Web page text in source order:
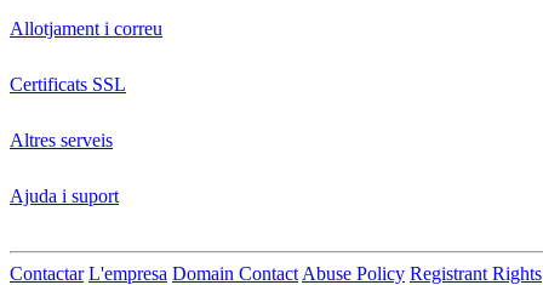
Allotjament i correu
Certificats SSL
Altres serveis
Ajuda i suport
Contactar L'empresa Domain Contact Abuse Policy Registrant Rights